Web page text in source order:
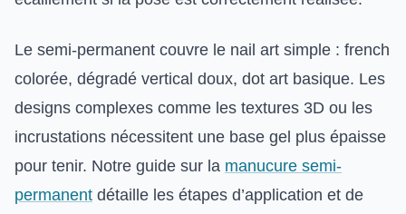
Le semi-permanent couvre le nail art simple : french
colorée, dégradé vertical doux, dot art basique. Les
designs complexes comme les textures 3D ou les
incrustations nécessitent une base gel plus épaisse
pour tenir. Notre guide sur la manucure semi-
permanent détaille les étapes d’application et de